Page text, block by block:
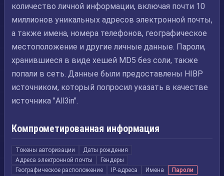
количество личной информации, включая почти 10
миллионов уникальных адресов электронной почты,
а также имена, номера телефонов, географическое
местоположение и другие личные данные. Пароли,
хранившиеся в виде хешей MD5 без соли, также
попали в сеть. Данные были предоставлены HIBP
источником, который попросил указать в качестве
источника "All3in".
Компрометированная информация
Токены авторизации
Даты рождения
Адреса электронной почты
Гендеры
Географическое расположение
IP-адреса Имена
Пароли